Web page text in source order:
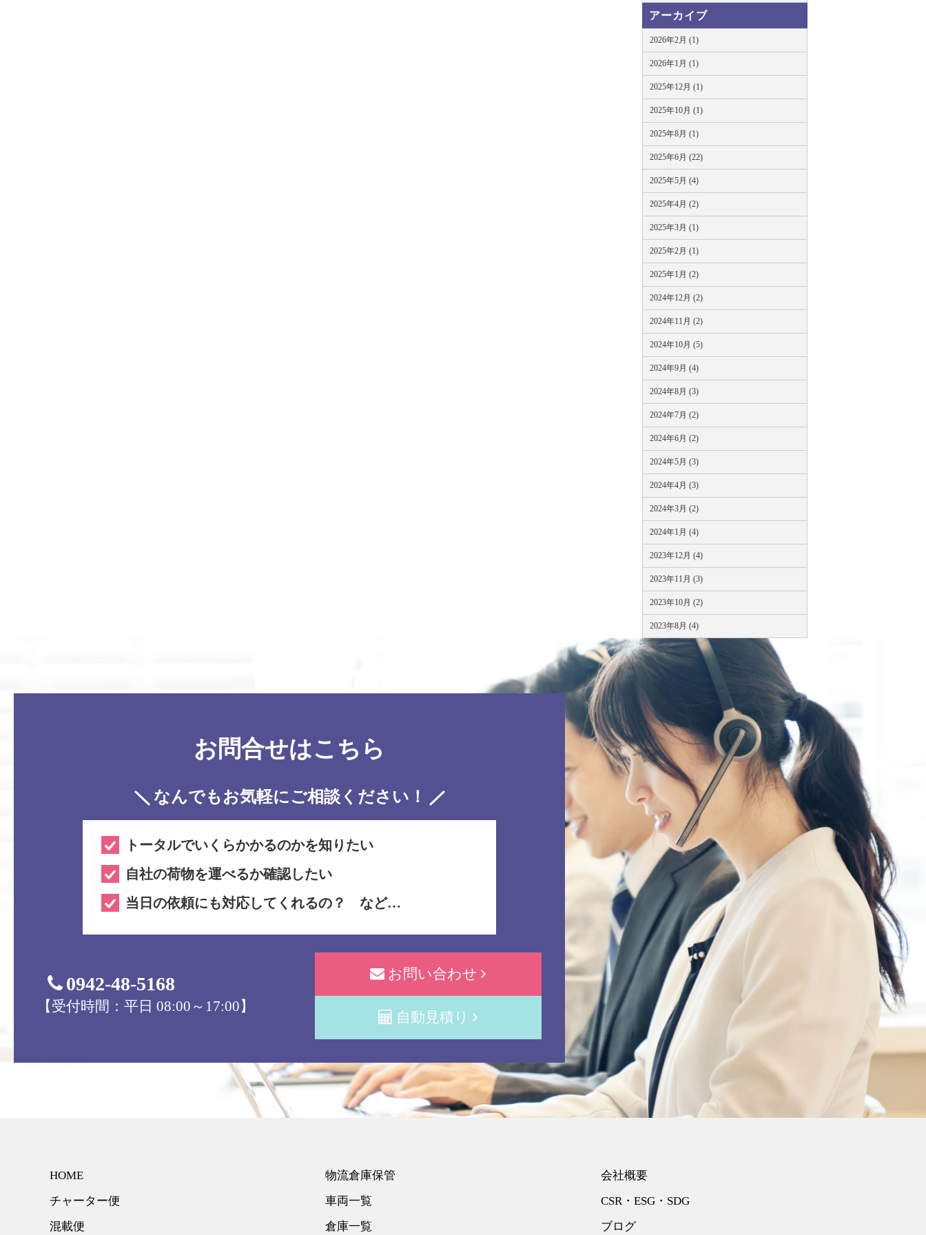
アーカイブ
2026年2月 (1)
2026年1月 (1)
2025年12月 (1)
2025年10月 (1)
2025年8月 (1)
2025年6月 (22)
2025年5月 (4)
2025年4月 (2)
2025年3月 (1)
2025年2月 (1)
2025年1月 (2)
2024年12月 (2)
2024年11月 (2)
2024年10月 (5)
2024年9月 (4)
2024年8月 (3)
2024年7月 (2)
2024年6月 (2)
2024年5月 (3)
2024年4月 (3)
2024年3月 (2)
2024年1月 (4)
2023年12月 (4)
2023年11月 (3)
2023年10月 (2)
2023年8月 (4)
お問合せはこちら
なんでもお気軽にご相談ください！
トータルでいくらかかるのかを知りたい
自社の荷物を運べるか確認したい
当日の依頼にも対応してくれるの？ など…
0942-48-5168
【受付時間：平日 08:00～17:00】
お問い合わせ
自動見積り
HOME
チャーター便
混載便
物流倉庫保管
車両一覧
倉庫一覧
会社概要
CSR・ESG・SDG
ブログ